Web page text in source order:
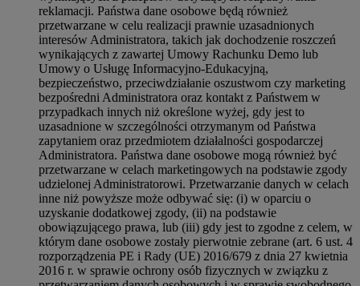
reklamacji. Państwa dane osobowe będą również
przetwarzane w celu realizacji prawnie uzasadnionych
interesów Administratora, takich jak dochodzenie roszczeń
wynikających z zawartej Umowy Rachunku Demo lub
Umowy o Usługę Informacyjno-Edukacyjną,
bezpieczeństwo, przeciwdziałanie oszustwom czy marketing
bezpośredni Administratora oraz kontakt z Państwem w
przypadkach innych niż określone wyżej, gdy jest to
uzasadnione w szczególności otrzymanym od Państwa
zapytaniem oraz przedmiotem działalności gospodarczej
Administratora. Państwa dane osobowe mogą również być
przetwarzane w celach marketingowych na podstawie zgody
udzielonej Administratorowi. Przetwarzanie danych w celach
inne niż powyższe może odbywać się: (i) w oparciu o
uzyskanie dodatkowej zgody, (ii) na podstawie
obowiązującego prawa, lub (iii) gdy jest to zgodne z celem, w
którym dane osobowe zostały pierwotnie zebrane (art. 6 ust. 4
rozporządzenia PE i Rady (UE) 2016/679 z dnia 27 kwietnia
2016 r. w sprawie ochrony osób fizycznych w związku z